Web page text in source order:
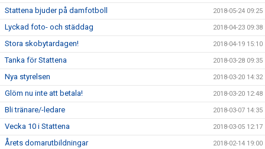
Stattena bjuder på damfotboll 2018-05-24 09:25
Lyckad foto- och städdag 2018-04-23 09:38
Stora skobytardagen! 2018-04-19 15:10
Tanka för Stattena 2018-03-28 09:35
Nya styrelsen 2018-03-20 14:32
Glöm nu inte att betala! 2018-03-20 12:48
Bli tränare/-ledare 2018-03-07 14:35
Vecka 10 i Stattena 2018-03-05 12:17
Årets domarutbildningar 2018-02-14 19:00